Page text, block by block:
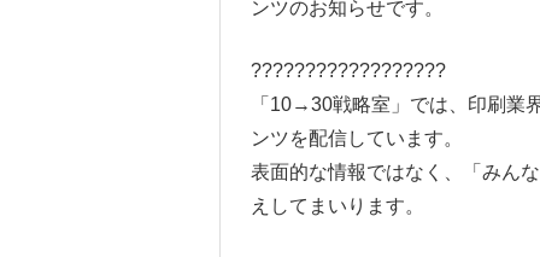
ンツのお知らせです。
??????????????????
「10→30戦略室」では、印刷業
ンツを配信しています。
表面的な情報ではなく、「みん
えしてまいります。